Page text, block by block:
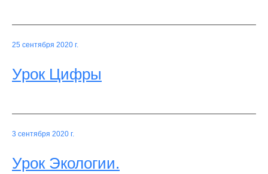
25 сентября 2020 г.
Урок Цифры
3 сентября 2020 г.
Урок Экологии.